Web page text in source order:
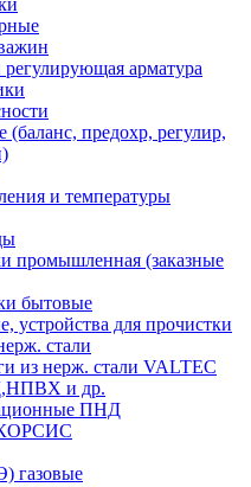
арматура
предохр, регулир,
и температуры
промышленная (заказные
бытовые
устройства для прочистки
стали
из нерж. стали VALTEC
и др.
ПНД
КОРСИС
газовые